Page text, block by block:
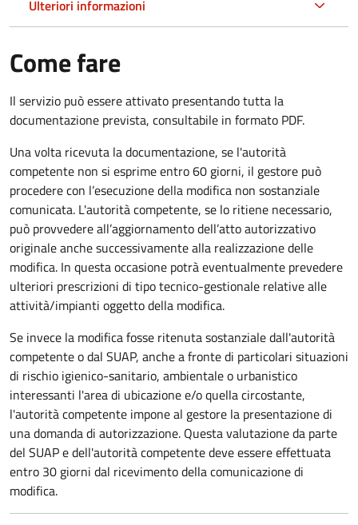
Ulteriori informazioni
Come fare
Il servizio può essere attivato presentando tutta la
documentazione prevista, consultabile in formato PDF.
Una volta ricevuta la documentazione, se l'autorità
competente non si esprime entro 60 giorni, il gestore può
procedere con l’esecuzione della modifica non sostanziale
comunicata. L'autorità competente, se lo ritiene necessario,
può provvedere all’aggiornamento dell’atto autorizzativo
originale anche successivamente alla realizzazione delle
modifica. In questa occasione potrà eventualmente prevedere
ulteriori prescrizioni di tipo tecnico-gestionale relative alle
attività/impianti oggetto della modifica.
Se invece la modifica fosse ritenuta sostanziale dall'autorità
competente o dal SUAP, anche a fronte di particolari situazioni
di rischio igienico-sanitario, ambientale o urbanistico
interessanti l'area di ubicazione e/o quella circostante,
l'autorità competente impone al gestore la presentazione di
una domanda di autorizzazione. Questa valutazione da parte
del SUAP e dell'autorità competente deve essere effettuata
entro 30 giorni dal ricevimento della comunicazione di
modifica.